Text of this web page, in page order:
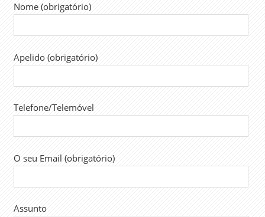
Nome (obrigatório)
Apelido (obrigatório)
Telefone/Telemóvel
O seu Email (obrigatório)
Assunto